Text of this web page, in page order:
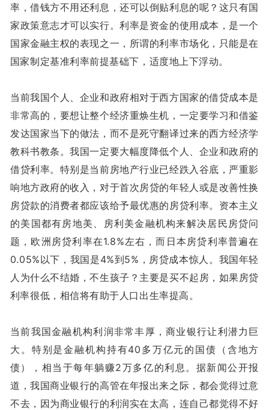
率，借钱方不用还利息，还可以倒贴利息的呢？这只有国
家政策意志才可以实行。利率是资金的使用成本，是一个
国家金融主权的表现之一，所谓的利率市场化，只能是在
国家制定基准利率前提基础下，适度地上下浮动。
当前我国个人、企业和政府相对于西方国家的借贷成本是
非常高的，要想让整个经济重焕生机，一定要学习和借鉴
发达国家当下的做法，而不是死守翻译过来的西方经济学
教科书教条。我国一定要大幅度降低个人、企业和政府的
借贷利率。特别是当前房地产行业已经跌入谷底，严重影
响地方政府的收入，对于首次房贷的年轻人或是改善性换
房贷款的消费者都应该给予最优惠的房贷利率。资本主义
的美国都有房地美、房利美金融机构来解决居民房贷问
题，欧洲房贷利率在1.8%左右，而日本房贷利率普遍在
0.05%以下，我国是4%到5%，房贷成本惊人。我国年轻
人为什么不结婚，不生孩子？主要是买不起房，如果房贷
利率很低，相信将有助于人口出生率提高。
当前我国金融机构利润非常丰厚，商业银行让利潜力巨
大。特别是金融机构持有40多万亿元的国债（含地方
债），相当于每年躺赚2万多亿的利息。据新闻公开报
道，我国商业银行的高管在年报出来之际，都会觉得过意
不去，因为商业银行的利润实在太高，连自己都觉得不好